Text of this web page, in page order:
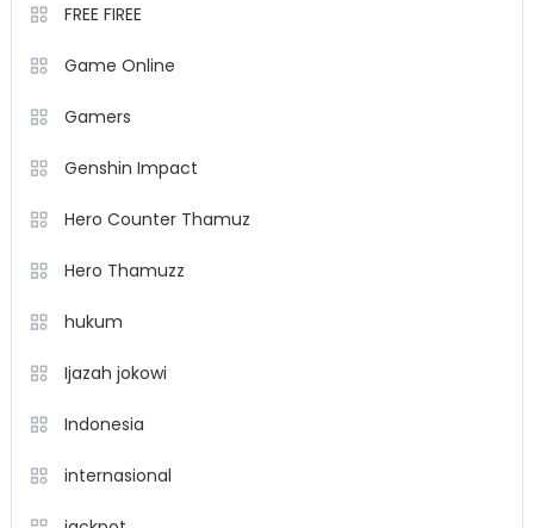
FREE FIREE
Game Online
Gamers
Genshin Impact
Hero Counter Thamuz
Hero Thamuzz
hukum
Ijazah jokowi
Indonesia
internasional